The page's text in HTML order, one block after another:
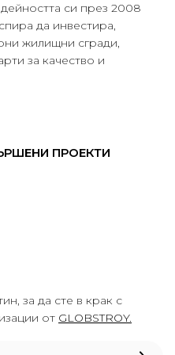
си през 2008
да инвестира,
жилищни сгради,
за качество и
ПРОЕКТИ
за да сте в крак с
от GLOBSTROY.